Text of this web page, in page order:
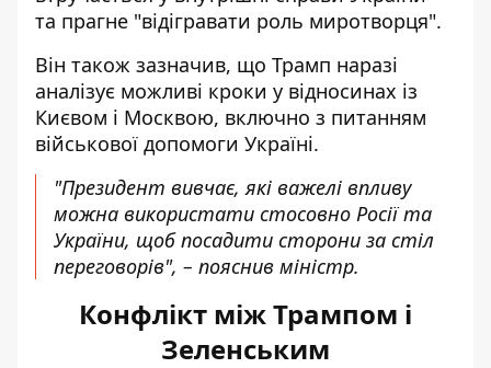
та прагне "відігравати роль миротворця".
Він також зазначив, що Трамп наразі
аналізує можливі кроки у відносинах із
Києвом і Москвою, включно з питанням
військової допомоги Україні.
"Президент вивчає, які важелі впливу
можна використати стосовно Росії та
України, щоб посадити сторони за стіл
переговорів", – пояснив міністр.
Конфлікт між Трампом і
Зеленським